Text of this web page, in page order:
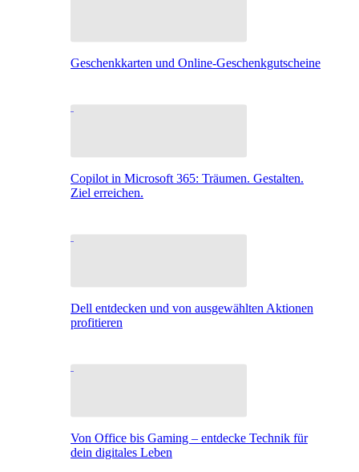
Geschenkkarten und Online-Geschenkgutscheine
Copilot in Microsoft 365: Träumen. Gestalten.
Ziel erreichen.
Dell entdecken und von ausgewählten Aktionen
profitieren
Von Office bis Gaming – entdecke Technik für
dein digitales Leben